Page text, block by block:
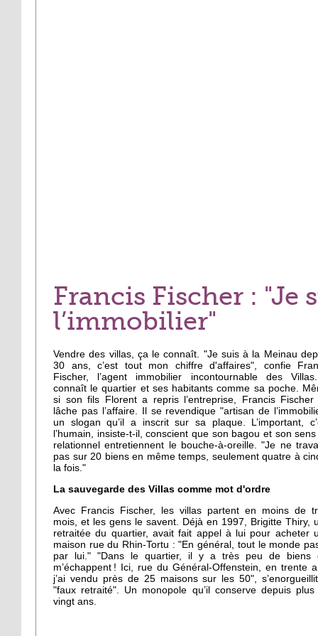
Francis Fischer : "Je
l’immobilier"
Vendre des villas, ça le connaît. "Je suis à la Meinau
30 ans, c’est tout mon chiffre d'affaires", confie
Fischer, l’agent immobilier incontournable des
connaît le quartier et ses habitants comme sa poche.
si son fils Florent a repris l’entreprise, Francis Fischer
lâche pas l’affaire. Il se revendique "artisan de
un slogan qu’il a inscrit sur sa plaque. L’important,
l’humain, insiste-t-il, conscient que son bagou et son
relationnel entretiennent le bouche-à-oreille. "Je ne
pas sur 20 biens en même temps, seulement quatre à
la fois."
La sauvegarde des Villas comme mot d'ordre
Avec Francis Fischer, les villas partent en moins de
mois, et les gens le savent. Déjà en 1997, Brigitte Thiry,
retraitée du quartier, avait fait appel à lui pour acheter
maison rue du Rhin-Tortu : "En général, tout le monde
par lui." "Dans le quartier, il y a très peu de biens
m’échappent ! Ici, rue du Général-Offenstein, en trente
j’ai vendu près de 25 maisons sur les 50",
"faux retraité". Un monopole qu’il conserve depuis plus
vingt ans.